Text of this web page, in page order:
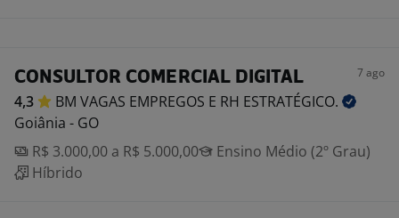
CONSULTOR COMERCIAL DIGITAL 7 ago
4,3 BM VAGAS EMPREGOS E RH ESTRATÉGICO.
Goiânia - GO
R$ 3.000,00 a R$ 5.000,00
Ensino Médio (2º Grau)
Híbrido